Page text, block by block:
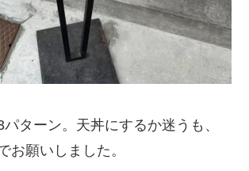
ターン。天丼にするか迷うも、
お願いしました。